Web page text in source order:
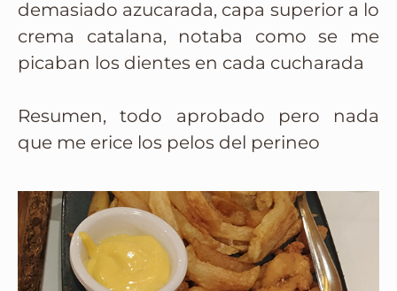
demasiado azucarada, capa superior a lo
crema catalana, notaba como se me
picaban los dientes en cada cucharada
Resumen, todo aprobado pero nada
que me erice los pelos del perineo